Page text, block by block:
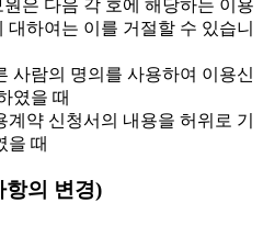
은 다음 각 호에 해당하는 이용
대하여는 이를 거절할 수 있습니
사람의 명의를 사용하여 이용신
였을 때
계약 신청서의 내용을 허위로 기
을 때
항의 변경)